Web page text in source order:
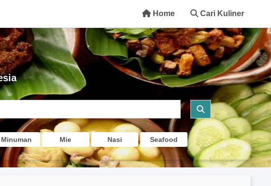
Home Cari Kuliner
Minuman Mie Nasi Seafood